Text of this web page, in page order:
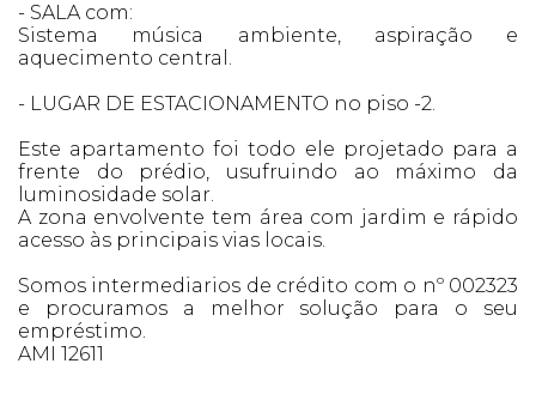
- SALA com:
Sistema música ambiente, aspiração e
aquecimento central.
- LUGAR DE ESTACIONAMENTO no piso -2.
Este apartamento foi todo ele projetado para a
frente do prédio, usufruindo ao máximo da
luminosidade solar.
A zona envolvente tem área com jardim e rápido
acesso às principais vias locais.
Somos intermediarios de crédito com o nº 002323
e procuramos a melhor solução para o seu
empréstimo.
AMI 12611